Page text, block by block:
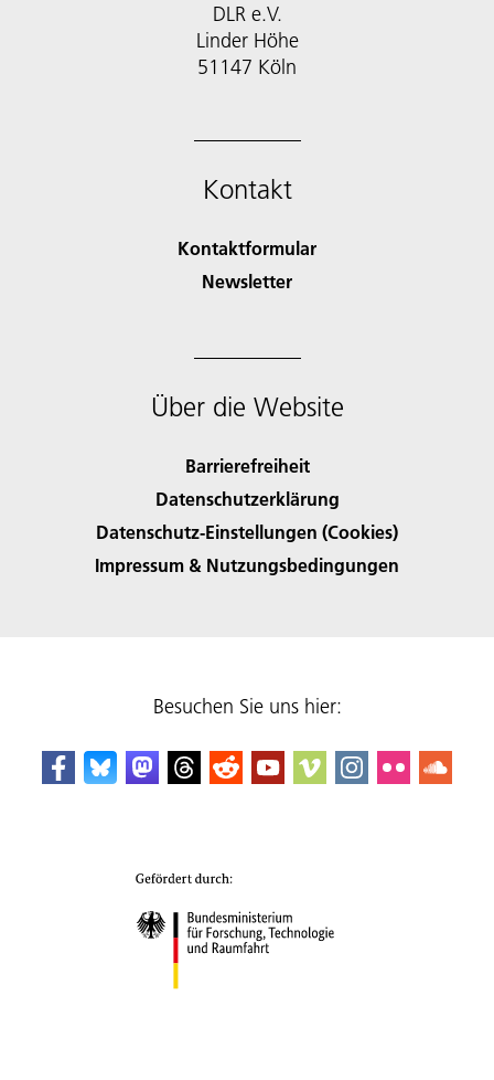
DLR e.V.
Linder Höhe
51147 Köln
Kontakt
Kontaktformular
Newsletter
Über die Website
Barrierefreiheit
Datenschutzerklärung
Datenschutz-Einstellungen (Cookies)
Impressum & Nutzungsbedingungen
Besuchen Sie uns hier: